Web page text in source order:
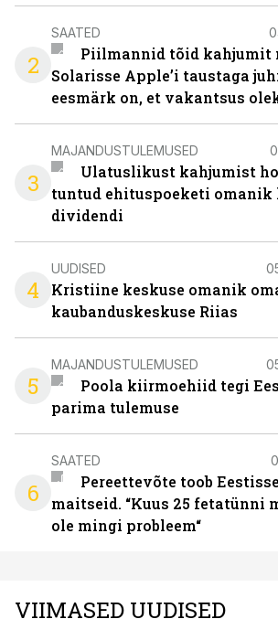
2
SAATED
Piilmannid tõid kahjumit
Solarisse Apple’i taustaga
eesmärk on, et vakantsus
3
MAJANDUSTULEMUSED
Ulatuslikust kahjumist
tuntud ehituspoeketi omanik
dividendi
4
UUDISED
Kristiine keskuse omanik
kaubanduskeskuse Riias
5
MAJANDUSTULEMUSED
Poola kiirmoehiid tegi
parima tulemuse
6
SAATED
Pereettevõte toob
maitseid. “Kuus 25 fetatünni
ole mingi probleem“
VIIMASED UUDISED